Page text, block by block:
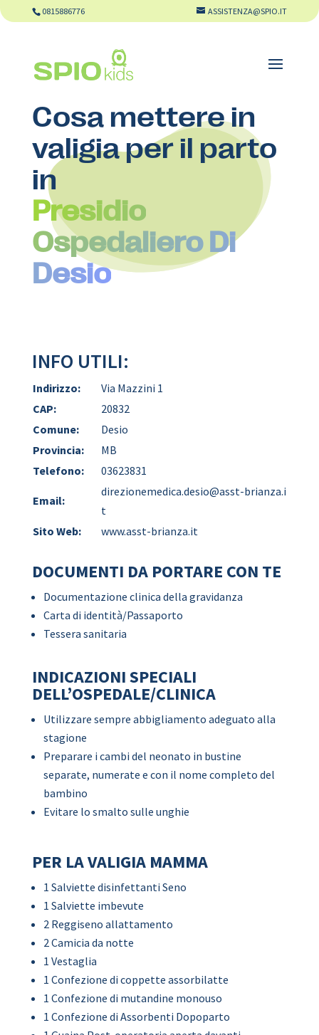
0815886776 ASSISTENZA@SPIO.IT
Cosa mettere in
valigia per il parto
in
Presidio
Ospedaliero Di
Desio
INFO UTILI:
Indirizzo:
Via Mazzini 1
CAP:
20832
Comune:
Desio
Provincia:
MB
Telefono:
03623831
Email:
direzionemedica.desio@asst-brianza.i
t
Sito Web:
www.asst-brianza.it
DOCUMENTI DA PORTARE CON TE
Documentazione clinica della gravidanza
Carta di identità/Passaporto
Tessera sanitaria
INDICAZIONI SPECIALI
DELL’OSPEDALE/CLINICA
Utilizzare sempre abbigliamento adeguato alla
stagione
Preparare i cambi del neonato in bustine
separate, numerate e con il nome completo del
bambino
Evitare lo smalto sulle unghie
PER LA VALIGIA MAMMA
1 Salviette disinfettanti Seno
1 Salviette imbevute
2 Reggiseno allattamento
2 Camicia da notte
1 Vestaglia
1 Confezione di coppette assorbilatte
1 Confezione di mutandine monouso
1 Confezione di Assorbenti Dopoparto